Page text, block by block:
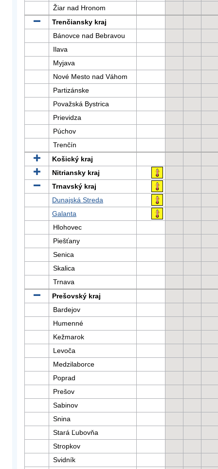
Žiar nad Hronom
Trenčiansky kraj
Bánovce nad Bebravou
Ilava
Myjava
Nové Mesto nad Váhom
Partizánske
Považská Bystrica
Prievidza
Púchov
Trenčín
Košický kraj
Nitriansky kraj
Trnavský kraj
Dunajská Streda
Galanta
Hlohovec
Piešťany
Senica
Skalica
Trnava
Prešovský kraj
Bardejov
Humenné
Kežmarok
Levoča
Medzilaborce
Poprad
Prešov
Sabinov
Snina
Stará Ľubovňa
Stropkov
Svidník